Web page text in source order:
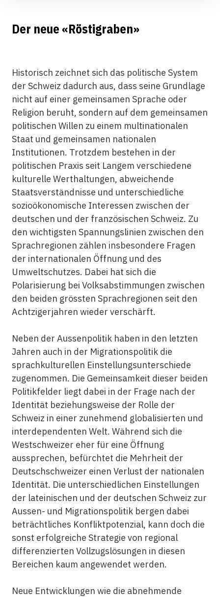
Der neue «Röstigraben»
Historisch zeichnet sich das politische System
der Schweiz dadurch aus, dass seine Grundlage
nicht auf einer gemeinsamen Sprache oder
Religion beruht, sondern auf dem gemeinsamen
politischen Willen zu einem multinationalen
Staat und gemeinsamen nationalen
Institutionen. Trotzdem bestehen in der
politischen Praxis seit Langem verschiedene
kulturelle Werthaltungen, abweichende
Staatsverständnisse und unterschiedliche
sozioökonomische Interessen zwischen der
deutschen und der französischen Schweiz. Zu
den wichtigsten Spannungslinien zwischen den
Sprachregionen zählen insbesondere Fragen
der internationalen Öffnung und des
Umweltschutzes. Dabei hat sich die
Polarisierung bei Volksabstimmungen zwischen
den beiden grössten Sprachregionen seit den
Achtzigerjahren wieder verschärft.
Neben der Aussenpolitik haben in den letzten
Jahren auch in der Migrationspolitik die
sprachkulturellen Einstellungsunterschiede
zugenommen. Die Gemeinsamkeit dieser beiden
Politikfelder liegt dabei in der Frage nach der
Identität beziehungsweise der Rolle der
Schweiz in einer zunehmend globalisierten und
interdependenten Welt. Während sich die
Westschweizer eher für eine Öffnung
aussprechen, befürchtet die Mehrheit der
Deutschschweizer einen Verlust der nationalen
Identität. Die unterschiedlichen Einstellungen
der lateinischen und der deutschen Schweiz zur
Aussen- und Migrationspolitik bergen dabei
beträchtliches Konfliktpotenzial, kann doch die
sonst erfolgreiche Strategie von regional
differenzierten Vollzugslösungen in diesen
Bereichen kaum angewendet werden.
Neue Entwicklungen wie die abnehmende